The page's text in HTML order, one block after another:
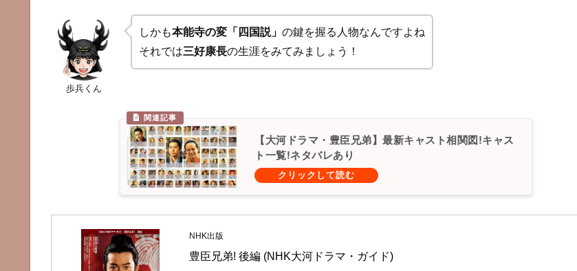
歩兵くん
しかも本能寺の変「四国説」 の鍵を握る人物なんですよね
それでは三好康長の生涯をみてみましょう！
【大河ドラマ・豊臣兄弟】最新キャスト相関図!キャス
ト一覧!ネタバレあり
NHK出版
豊臣兄弟! 後編 (NHK大河ドラマ・ガイド)